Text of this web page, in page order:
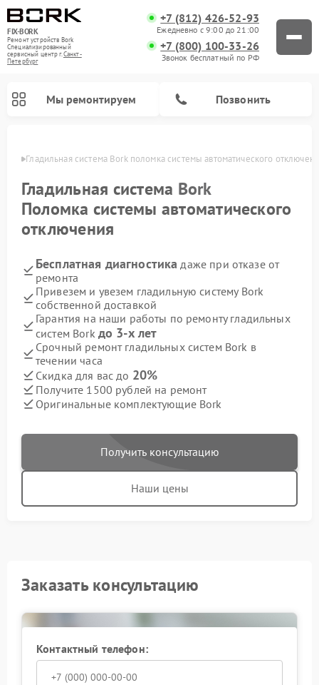
FIX-BORK
Ремонт устройств Bork
Специализированный
cервисный центр г.Санкт-
Петербург
+7 (812) 426-52-93
Ежедневно с 9:00 до 21:00
+7 (800) 100-33-26
Звонок бесплатный по РФ
Мы ремонтируем Позвонить
Гладильная система Bork поломка системы автоматического
Гладильная система Bork
Поломка системы автоматического
отключения
Бесплатная диагностика даже при отказе от
ремонта
Привезем и увезем гладильную систему Bork
собственной доставкой
Гарантия на наши работы по ремонту гладильных
систем Bork до 3-х лет
Срочный ремонт гладильных систем Bork в
течении часа
Скидка для вас до 20%
Получите 1500 рублей на ремонт
Оригинальные комплектующие Bork
Получить консультацию
Наши цены
Заказать консультацию
Контактный телефон: